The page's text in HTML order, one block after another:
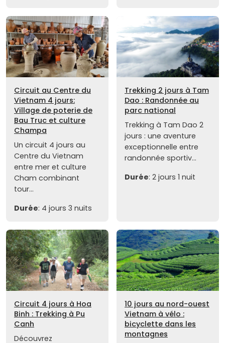
Circuit au Centre du
Vietnam 4 jours:
Village de poterie de
Bau Truc et culture
Champa
Un circuit 4 jours au
Centre du Vietnam
entre mer et culture
Cham combinant
tour...
Durée: 4 jours 3 nuits
Trekking 2 jours à Tam
Dao : Randonnée au
parc national
Trekking à Tam Dao 2
jours : une aventure
exceptionnelle entre
randonnée sportiv...
Durée: 2 jours 1 nuit
Circuit 4 jours à Hoa
Binh : Trekking à Pu
Canh
Découvrez
10 jours au nord-ouest
Vietnam à vélo :
bicyclette dans les
montagnes